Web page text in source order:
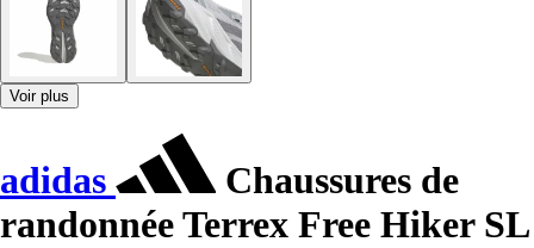
Voir plus
adidas
Chaussures de
randonnée Terrex Free Hiker SL